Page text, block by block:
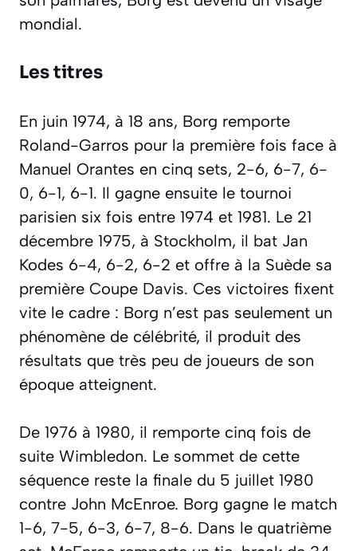
mondial.
Les titres
En juin 1974, à 18 ans, Borg remporte
Roland-Garros pour la première fois face à
Manuel Orantes en cinq sets, 2-6, 6-7, 6-
0, 6-1, 6-1. Il gagne ensuite le tournoi
parisien six fois entre 1974 et 1981. Le 21
décembre 1975, à Stockholm, il bat Jan
Kodes 6-4, 6-2, 6-2 et offre à la Suède sa
première Coupe Davis. Ces victoires fixent
vite le cadre : Borg n’est pas seulement un
phénomène de célébrité, il produit des
résultats que très peu de joueurs de son
époque atteignent.
De 1976 à 1980, il remporte cinq fois de
suite Wimbledon. Le sommet de cette
séquence reste la finale du 5 juillet 1980
contre John McEnroe. Borg gagne le match
1-6, 7-5, 6-3, 6-7, 8-6. Dans le quatrième